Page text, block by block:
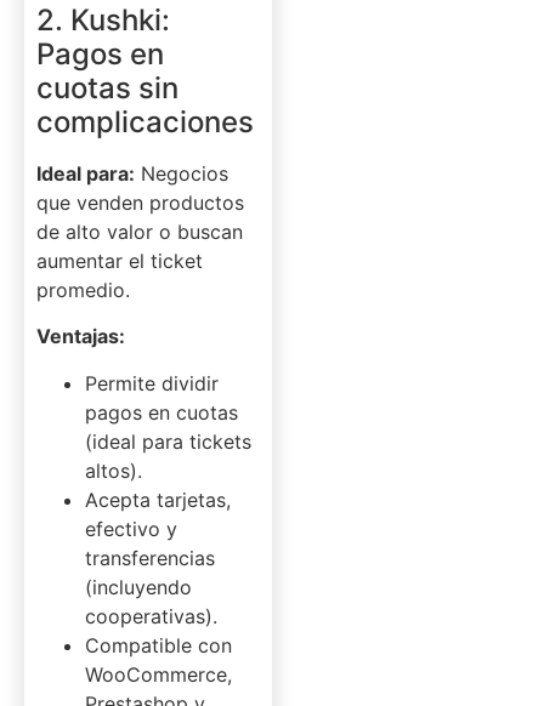
2. Kushki:
Pagos en
cuotas sin
complicaciones
Ideal para: Negocios
que venden productos
de alto valor o buscan
aumentar el ticket
promedio.
Ventajas:
Permite dividir
pagos en cuotas
(ideal para tickets
altos).
Acepta tarjetas,
efectivo y
transferencias
(incluyendo
cooperativas).
Compatible con
WooCommerce,